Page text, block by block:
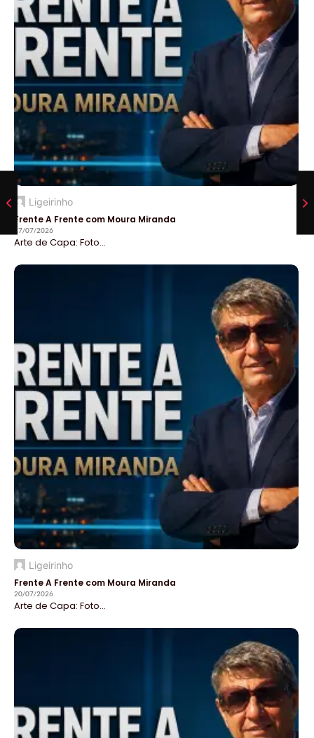
Ligeirinho
Frente A Frente com Moura Miranda
27/07/2026
Arte de Capa: Foto...
Ligeirinho
Frente A Frente com Moura Miranda
20/07/2026
Arte de Capa: Foto...